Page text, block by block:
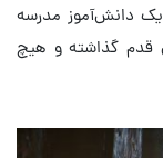
یک دانش‌آموز مدرسه
قدم گذاشته و هیچ